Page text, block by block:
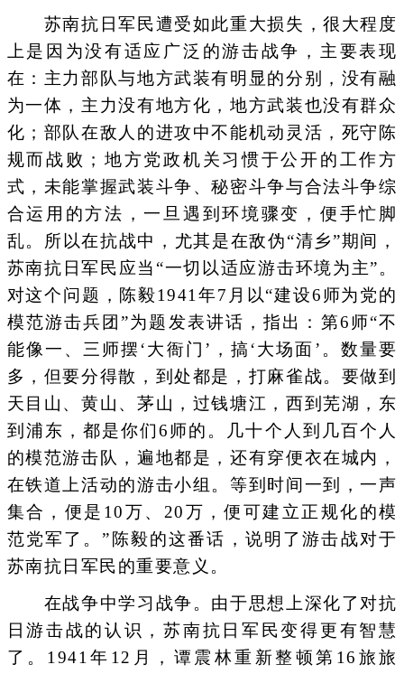
苏南抗日军民遭受如此重大损失，很大程度
上是因为没有适应广泛的游击战争，主要表现
在：主力部队与地方武装有明显的分别，没有融
为一体，主力没有地方化，地方武装也没有群众
化；部队在敌人的进攻中不能机动灵活，死守陈
规而战败；地方党政机关习惯于公开的工作方
式，未能掌握武装斗争、秘密斗争与合法斗争综
合运用的方法，一旦遇到环境骤变，便手忙脚
乱。所以在抗战中，尤其是在敌伪“清乡”期间，
苏南抗日军民应当“一切以适应游击环境为主”。
对这个问题，陈毅1941年7月以“建设6师为党的
模范游击兵团”为题发表讲话，指出：第6师“不
能像一、三师摆‘大衙门’，搞‘大场面’。数量要
多，但要分得散，到处都是，打麻雀战。要做到
天目山、黄山、茅山，过钱塘江，西到芜湖，东
到浦东，都是你们6师的。几十个人到几百个人
的模范游击队，遍地都是，还有穿便衣在城内，
在铁道上活动的游击小组。等到时间一到，一声
集合，便是10万、20万，便可建立正规化的模
范党军了。”陈毅的这番话，说明了游击战对于
苏南抗日军民的重要意义。
在战争中学习战争。由于思想上深化了对抗
日游击战的认识，苏南抗日军民变得更有智慧
了。1941年12月，谭震林重新整顿第16旅旅